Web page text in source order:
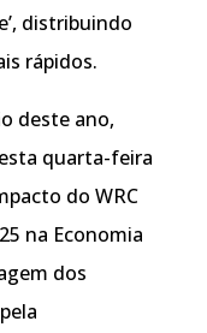
distribuindo
rápidos.
deste ano,
quarta-feira
do WRC
na Economia
dos